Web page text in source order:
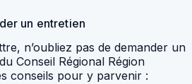
un entretien
n’oubliez pas de demander un
Conseil Régional Région
conseils pour y parvenir :